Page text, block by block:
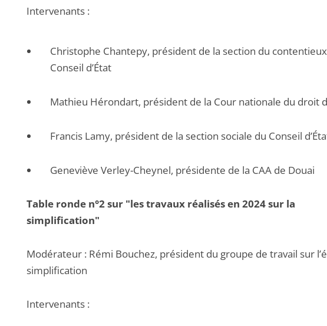
Intervenants :
Christophe Chantepy, président de la section du
Conseil d’État
Mathieu Hérondart, président de la Cour nationale du droit
Francis Lamy, président de la section sociale du Conseil
Geneviève Verley-Cheynel, présidente de la CAA de Douai
Table ronde n°2 sur "les travaux réalisés en 2024 sur la
simplification"
Modérateur : Rémi Bouchez, président du groupe de travail sur
simplification
Intervenants :